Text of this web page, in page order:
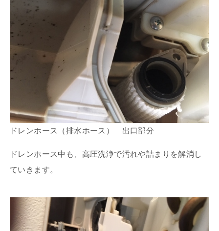
ドレンホース（排水ホース） 出口部分
ドレンホース中も、高圧洗浄で汚れや詰まりを解消し
ていきます。